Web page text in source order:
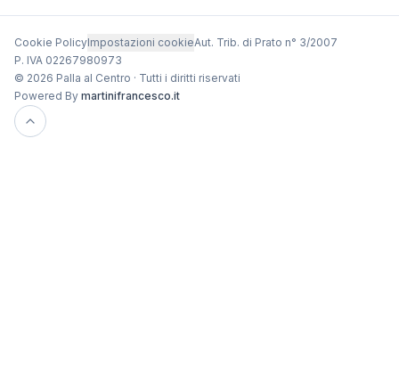
Cookie PolicyImpostazioni cookieAut. Trib. di Prato n° 3/2007
P. IVA 02267980973
© 2026 Palla al Centro · Tutti i diritti riservati
Powered By martinifrancesco.it